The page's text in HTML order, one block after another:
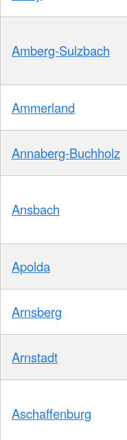
Amberg-Sulzbach
Ammerland
Annaberg-Buchholz
Ansbach
Apolda
Arnsberg
Arnstadt
Aschaffenburg